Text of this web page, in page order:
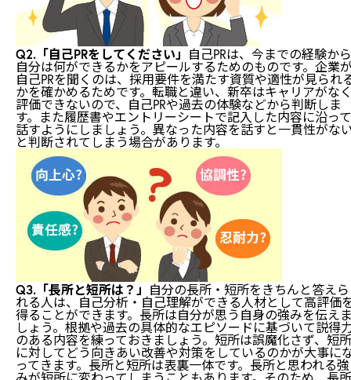
Q2.「自己PRをしてください」 自己PRは、今までの経験から
自分は何ができるかをアピールするためのものです。企業
自己PRを聞くのは、採用要件を満たす資質や適性が見られ
かを確かめるためです。転職と違い、新卒はキャリアがな
評価できないので、自己PRや過去の体験などから判断しま
す。また履歴書やエントリーシートで記入した内容に沿って
話すようにしましょう。異なった内容を話すと一貫性がな
と判断されてしまう場合があります。
Q3.「長所と短所は？」 自分の長所・短所をきちんと答えら
れる人は、自己分析・自己理解ができる人材として高評価
得ることができます。長所は自分が思う自身の強みを伝え
しょう。根拠や過去の具体的なエピソードに基づいて説得
のある内容を練っておきましょう。短所は誤魔化さず、短所
に対してどう向きあい改善や対策をしているのかが大事に
ってきます。長所と短所は表裏一体です。長所と思われる強